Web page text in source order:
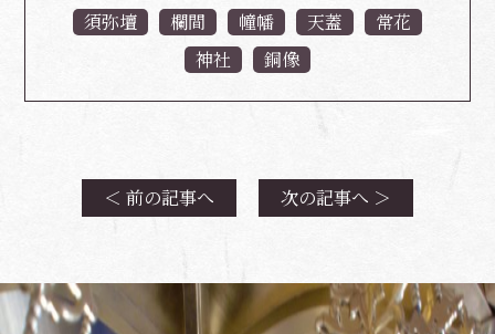
須弥壇 欄間 幢幡 天蓋
常花
神社
銅像
＜ 前の記事へ 次の記事へ ＞